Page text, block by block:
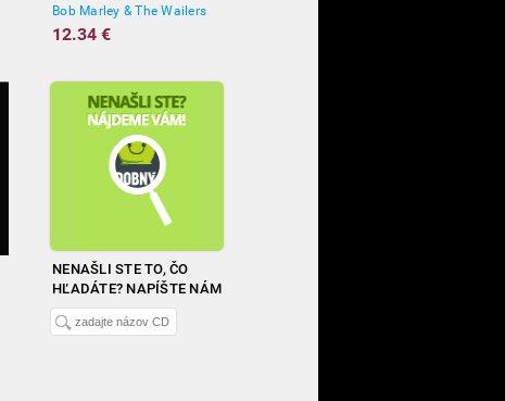
Bob Marley & The Wailers
12.34 €
NENAŠLI STE TO, ČO
HĽADÁTE? NAPÍŠTE NÁM